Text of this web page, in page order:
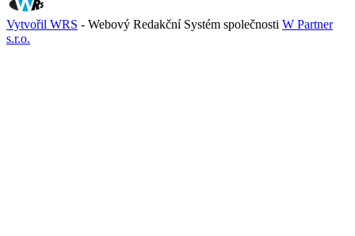
Vytvořil WRS - Webový Redakční Systém společnosti W Partner
s.r.o.